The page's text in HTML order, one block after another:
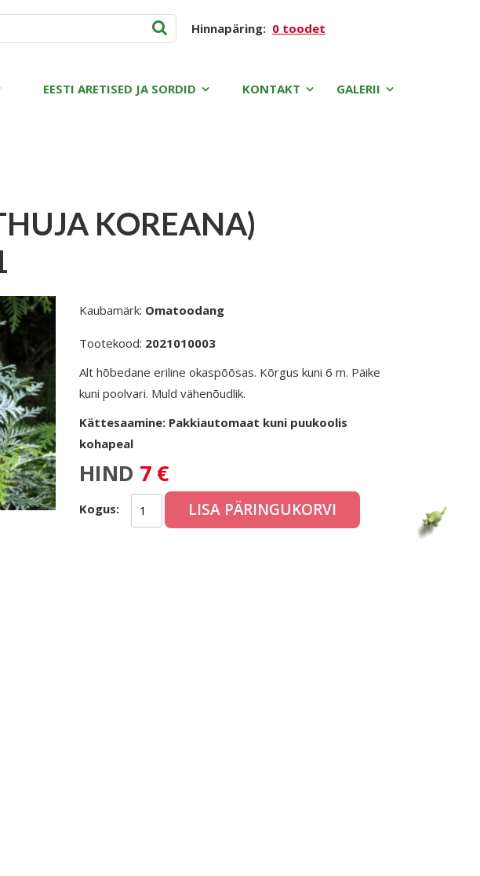
Hinnapäring: 0 toodet
EESTI ARETISED JA SORDID KONTAKT GALERII
KOREANA)
Kaubamärk: Omatoodang
Tootekood: 2021010003
Alt hõbedane eriline okaspõõsas. Kõrgus kuni 6 m. Päike
kuni poolvari. Muld vähenõudlik.
Kättesaamine: Pakkiautomaat kuni puukoolis
kohapeal
HIND 7 €
Kogus: LISA PÄRINGUKORVI